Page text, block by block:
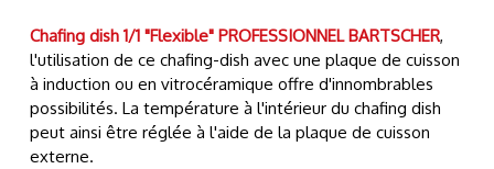
Chafing dish 1/1 "Flexible" PROFESSIONNEL BARTSCHER,
l'utilisation de ce chafing-dish avec une plaque de cuisson
à induction ou en vitrocéramique offre d'innombrables
possibilités. La température à l'intérieur du chafing dish
peut ainsi être réglée à l'aide de la plaque de cuisson
externe.